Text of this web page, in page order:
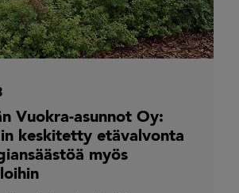
Vuokra-asunnot Oy:
keskitetty etävalvonta
myös